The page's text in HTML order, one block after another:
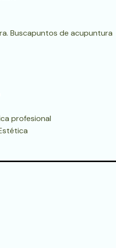
Buscapuntos de acupuntura
profesional